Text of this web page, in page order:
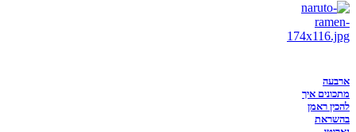
ארבעה
מתכונים איך
להכין ראמן
בהשראת